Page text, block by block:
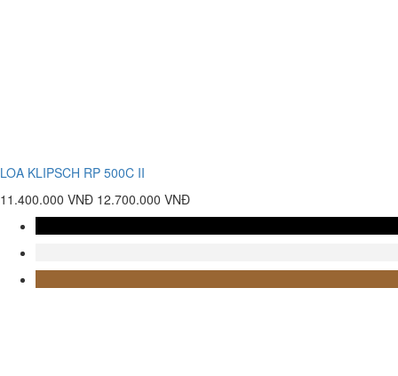
LOA KLIPSCH RP 500C II
11.400.000 VNĐ 12.700.000 VNĐ